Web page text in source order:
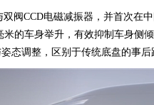
阀CCD电磁减振器，并首次在
的车身举升，有效抑制车身侧
态调整，区别于传统底盘的事后